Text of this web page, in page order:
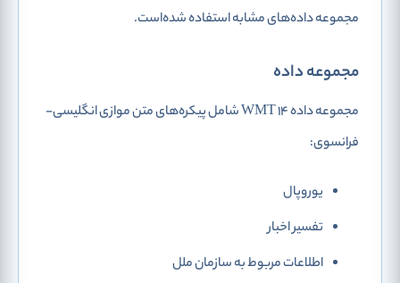
مجموعه داده‌های مشابه استفاده شده‌است.
مجموعه داده
مجموعه داده WMT 14 شامل پیکره‌های متن موازی انگلیسی-
فرانسوی:
یوروپال
تفسیر اخبار
اطلاعات مربوط به سازمان ملل